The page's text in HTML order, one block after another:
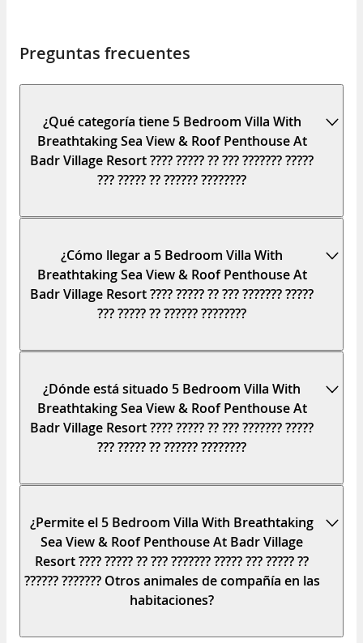
Preguntas frecuentes
¿Qué categoría tiene 5 Bedroom Villa With
Breathtaking Sea View & Roof Penthouse At
Badr Village Resort ???? ????? ?? ??? ??????? ?????
??? ????? ?? ?????? ????????
¿Cómo llegar a 5 Bedroom Villa With
Breathtaking Sea View & Roof Penthouse At
Badr Village Resort ???? ????? ?? ??? ??????? ?????
??? ????? ?? ?????? ????????
¿Dónde está situado 5 Bedroom Villa With
Breathtaking Sea View & Roof Penthouse At
Badr Village Resort ???? ????? ?? ??? ??????? ?????
??? ????? ?? ?????? ????????
¿Permite el 5 Bedroom Villa With Breathtaking
Sea View & Roof Penthouse At Badr Village
Resort ???? ????? ?? ??? ??????? ????? ??? ????? ??
?????? ??????? Otros animales de compañía en las
habitaciones?